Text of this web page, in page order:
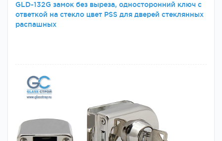
GLD-132G замок без выреза, односторонний ключ с
ответкой на стекло цвет РSS для дверей стеклянных
распашных